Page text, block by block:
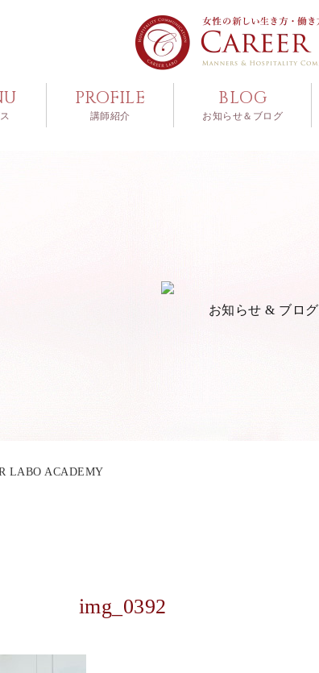
PROFILE
講師紹介
BLOG
お知らせ＆ブログ
お知らせ & ブログ
LABO ACADEMY
img_0392